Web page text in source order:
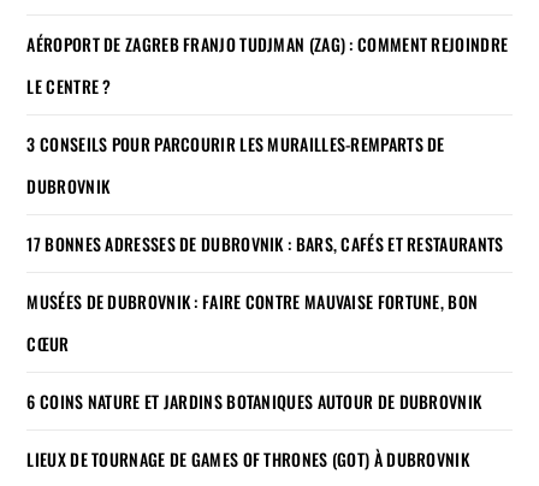
AÉROPORT DE ZAGREB FRANJO TUDJMAN (ZAG) : COMMENT REJOINDRE
LE CENTRE ?
3 CONSEILS POUR PARCOURIR LES MURAILLES-REMPARTS DE
DUBROVNIK
17 BONNES ADRESSES DE DUBROVNIK : BARS, CAFÉS ET RESTAURANTS
MUSÉES DE DUBROVNIK : FAIRE CONTRE MAUVAISE FORTUNE, BON
CŒUR
6 COINS NATURE ET JARDINS BOTANIQUES AUTOUR DE DUBROVNIK
LIEUX DE TOURNAGE DE GAMES OF THRONES (GOT) À DUBROVNIK